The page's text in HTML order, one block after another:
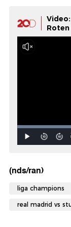
Roten
(nds/ran)
liga champions
real madrid vs